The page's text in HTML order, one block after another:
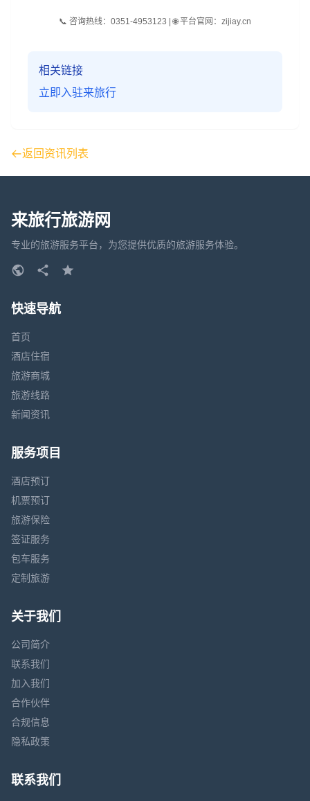
📞 咨询热线：0351-4953123 | 🌐 平台官网：zijiay.cn
相关链接
立即入驻来旅行
返回资讯列表
来旅行旅游网
专业的旅游服务平台，为您提供优质的旅游服务体验。
快速导航
首页
酒店住宿
旅游商城
旅游线路
新闻资讯
服务项目
酒店预订
机票预订
旅游保险
签证服务
包车服务
定制旅游
关于我们
公司简介
联系我们
加入我们
合作伙伴
合规信息
隐私政策
联系我们